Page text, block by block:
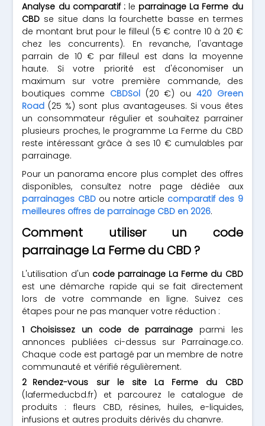
Analyse du comparatif :le parrainage La Ferme du
CBD se situe dans la fourchette basse en termes
de montant brut pour le filleul (5 € contre 10 à 20 €
chez les concurrents). En revanche, l'avantage
parrain de 10 € par filleul est dans la moyenne
haute. Si votre priorité est d'économiser un
maximum sur votre première commande, des
boutiques comme CBDSol(20 €) ou 420 Green
Road (25 %) sont plus avantageuses. Si vous êtes
un consommateur régulier et souhaitez parrainer
plusieurs proches, le programme La Ferme du CBD
reste intéressant grâce à ses 10 € cumulables par
parrainage.
Pour un panorama encore plus complet des offres
disponibles, consultez notre page dédiée aux
parrainages CBDou notre article comparatif des 9
meilleures offres de parrainage CBD en 2026.
Comment utiliser un code
parrainage La Ferme du CBD ?
L'utilisation d'un code parrainage La Ferme du CBD
est une démarche rapide qui se fait directement
lors de votre commande en ligne. Suivez ces
étapes pour ne pas manquer votre réduction :
Choisissez un code de parrainage parmi les
annonces publiées ci-dessus sur Parrainage.co.
Chaque code est partagé par un membre de notre
communauté et vérifié régulièrement.
Rendez-vous sur le site La Ferme du CBD
(lafermeducbd.fr) et parcourez le catalogue de
produits : fleurs CBD, résines, huiles, e-liquides,
infusions et autres produits dérivés du chanvre.